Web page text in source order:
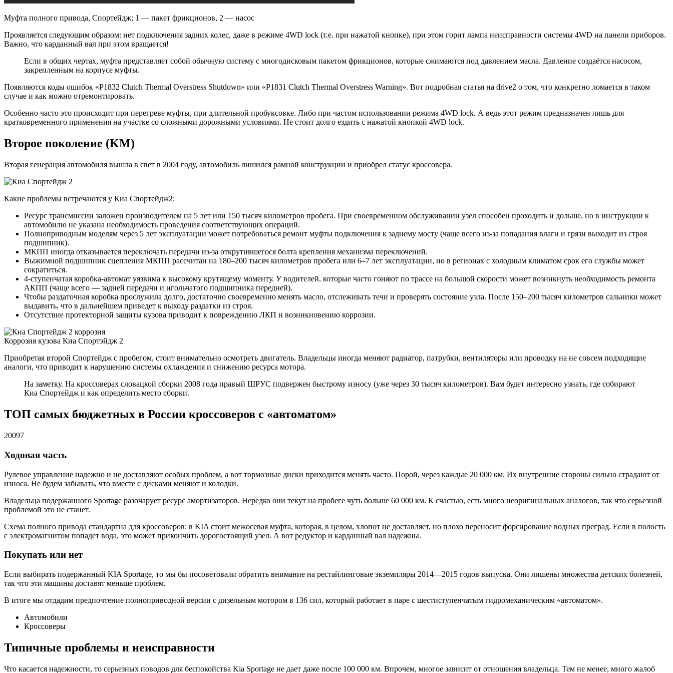
Муфта полного привода, Спортейдж; 1 — пакет фрикционов, 2 — насос
Проявляется следующим образом: нет подключения задних колес, даже в режиме 4WD lock (т.е. при нажатой кнопке), при этом горит лампа неисправности системы 4WD на панели приборов.
Важно, что карданный вал при этом вращается!
Если в общих чертах, муфта представляет собой обычную систему с многодисковым пакетом фрикционов, которые сжимаются под давлением масла. Давление создаётся насосом,
закрепленным на корпусе муфты.
Появляются коды ошибок «P1832 Clutch Thermal Overstress Shutdown» или «P1831 Clutch Thermal Overstress Warning». Вот подробная статья на drive2 о том, что конкретно ломается в таком
случае и как можно отремонтировать.
Особенно часто это происходит при перегреве муфты, при длительной пробуксовке. Либо при частом использовании режима 4WD lock. А ведь этот режим предназначен лишь для
кратковременного применения на участке со сложными дорожными условиями. Не стоит долго ездить с нажатой кнопкой 4WD lock.
Второе поколение (KM)
Вторая генерация автомобиля вышла в свет в 2004 году, автомобиль лишился рамной конструкции и приобрел статус кроссовера.
Какие проблемы встречаются у Киа Спортейдж2:
Ресурс трансмиссии заложен производителем на 5 лет или 150 тысяч километров пробега. При своевременном обслуживании узел способен проходить и дольше, но в инструкции к
автомобилю не указана необходимость проведения соответствующих операций.
Полноприводным моделям через 5 лет эксплуатации может потребоваться ремонт муфты подключения к заднему мосту (чаще всего из-за попадания влаги и грязи выходит из строя
подшипник).
МКПП иногда отказывается переключать передачи из-за открутившегося болта крепления механизма переключений.
Выжимной подшипник сцепления МКПП рассчитан на 180–200 тысяч километров пробега или 6–7 лет эксплуатации, но в регионах с холодным климатом срок его службы может
сократиться.
4-ступенчатая коробка-автомат уязвима к высокому крутящему моменту. У водителей, которые часто гоняют по трассе на большой скорости может возникнуть необходимость ремонта
АКПП (чаще всего — задней передачи и игольчатого подшипника передней).
Чтобы раздаточная коробка прослужила долго, достаточно своевременно менять масло, отслеживать течи и проверять состояние узла. После 150–200 тысяч километров сальники может
выдавить, что в дальнейшем приведет к выходу раздатки из строя.
Отсутствие протекторной защиты кузова приводит к повреждению ЛКП и возникновению коррозии.
Коррозия кузова Киа Спортэйдж 2
Приобретая второй Спортейдж с пробегом, стоит внимательно осмотреть двигатель. Владельцы иногда меняют радиатор, патрубки, вентиляторы или проводку на не совсем подходящие
аналоги, что приводит к нарушению системы охлаждения и снижению ресурса мотора.
На заметку. На кроссоверах словацкой сборки 2008 года правый ШРУС подвержен быстрому износу (уже через 30 тысяч километров). Вам будет интересно узнать, где собирают
Киа Спортейдж и как определить место сборки.
ТОП самых бюджетных в России кроссоверов с «автоматом»
20097
Ходовая часть
Рулевое управление надежно и не доставляют особых проблем, а вот тормозные диски приходится менять часто. Порой, через каждые 20 000 км. Их внутренние стороны сильно страдают от
износа. Не будем забывать, что вместе с дисками меняют и колодки.
Владельца подержанного Sportage разочарует ресурс амортизаторов. Нередко они текут на пробеге чуть больше 60 000 км. К счастью, есть много неоригинальных аналогов, так что серьезной
проблемой это не станет.
Схема полного привода стандартна для кроссоверов: в KIA стоит межосевая муфта, которая, в целом, хлопот не доставляет, но плохо переносит форсирование водных преград. Если в полость
с электромагнитом попадет вода, это может прикончить дорогостоящий узел. А вот редуктор и карданный вал надежны.
Покупать или нет
Если выбирать подержанный KIA Sportage, то мы бы посоветовали обратить внимание на рестайлинговые экземпляры 2014—2015 годов выпуска. Они лишены множества детских болезней,
так что эти машины доставят меньше проблем.
В итоге мы отдадим предпочтение полноприводной версии с дизельным мотором в 136 сил, который работает в паре с шестиступенчатым гидромеханическим «автоматом».
Автомобили
Кроссоверы
Типичные проблемы и неисправности
Что касается надежности, то серьезных поводов для беспокойства Kia Sportage не дает даже после 100 000 км. Впрочем, многое зависит от отношения владельца. Тем не менее, много жалоб